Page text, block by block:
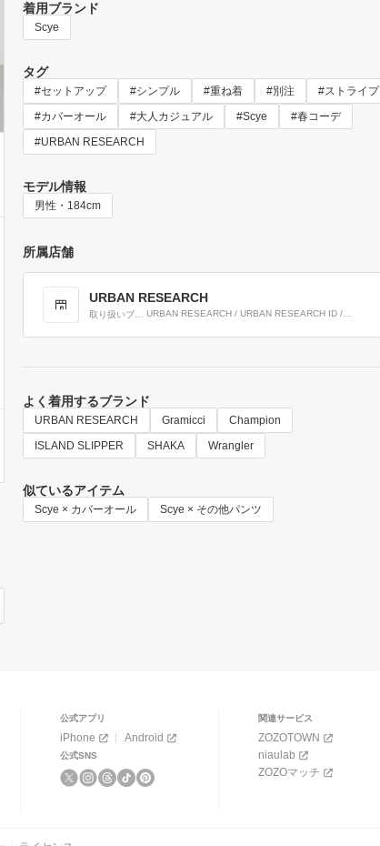
着用ブランド
Scye
タグ
#セットアップ #シンプル #重ね着 #別注
#ストライプ
#カバーオール
#大人カジュアル #Scye
#春コーデ
#URBAN RESEARCH
モデル情報
男性・184cm
所属店舗
URBAN RESEARCH
取り扱いブラ
URBAN RESEARCH / URBAN RESEARCH ID /
よく着用するブランド
URBAN RESEARCH Gramicci
Champion
ISLAND SLIPPER
SHAKA Wrangler
似ているアイテム
Scye × カバーオール Scye × その他パンツ
公式アプリ
iPhone Android
公式SNS
関連サービス
ZOZOTOWN
niaulab
ZOZOマッチ